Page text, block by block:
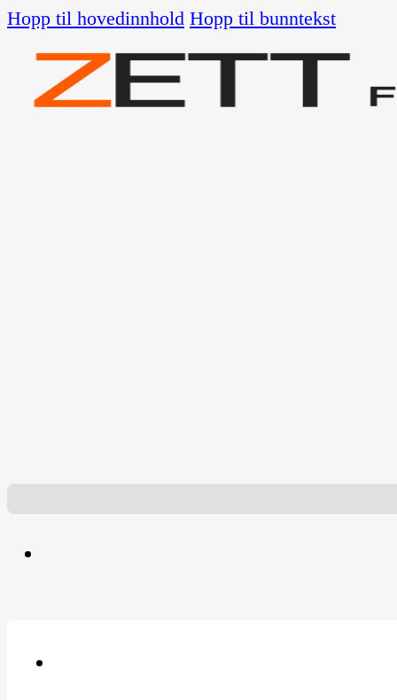
Hopp til hovedinnhold Hopp til bunntekst